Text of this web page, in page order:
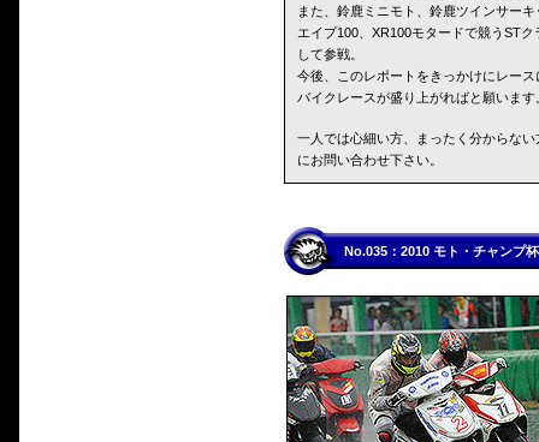
また、鈴鹿ミニモト、鈴鹿ツインサー
エイプ100、XR100モタードで競うST
して参戦。
今後、このレポートをきっかけにレー
バイクレースが盛り上がればと願います
一人では心細い方、まったく分からな
にお問い合わせ下さい。
No.035：2010 モト・チャンプ